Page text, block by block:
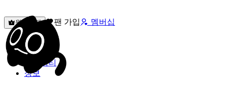
원픽선택 팬 가입 멤버십
밐타운
피드
커뮤니티
정보